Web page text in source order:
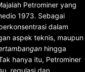
Petrominer yang
1973. Sebagai
dalam
aspek teknis, maupun
hingga
hanya itu, Petrominer
regulasi dan